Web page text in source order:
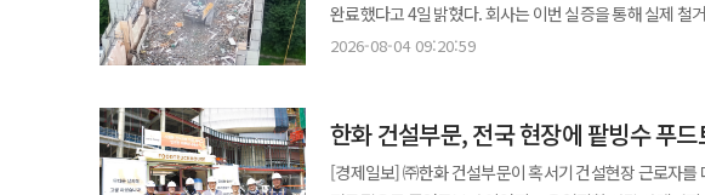
완료했다고 4일 밝혔다. 회사는 이번 실증을 통해 실제 철거공사 환경에서 살수드론의 성능과 비행 안정성, 작업 연계성
등을 종합적으로 점검했다. 철거공사 현장에서는 비산먼지 저감과 작업자의 안전 확보가 동시에 요구된다. 비산먼지
비산먼지 관리의 한계에 부딪히기도 한다. 현대건설은 현장의 비산먼지 발생 구간에 살수드론을 투입해 무풍 기준 최대
12~15m 반경에 분당 50리터의 물을 집중 살포하는 방식
드론을 적용해 수시로 변경되는 먼지 발생 지점을 타깃으
2026-08-04 09:20:59
한화 건설부문, 전국 현장에 팥빙수 푸
[경제일보] ㈜한화 건설부문이 혹서기 건설현장 근로자